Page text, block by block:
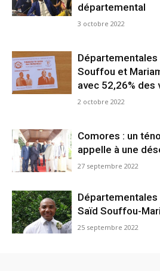
départemental
3 octobre 2022
Départementales
Souffou et
avec 52,26% des
2 octobre 2022
Comores : un
appelle à une
27 septembre 2022
Départementales
Saïd Souffou-
25 septembre 2022